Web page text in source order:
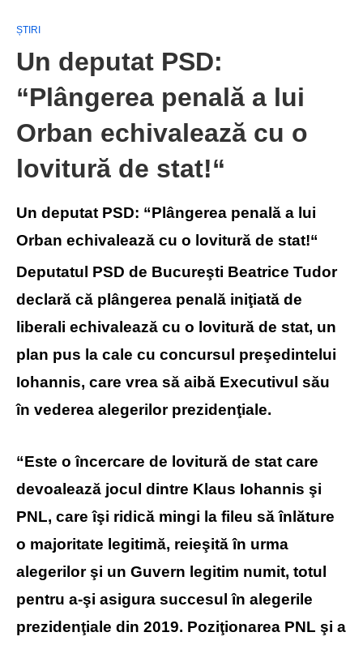
ȘTIRI
Un deputat PSD:
“Plângerea penală a lui
Orban echivalează cu o
lovitură de stat!“
Un deputat PSD: “Plângerea penală a lui
Orban echivalează cu o lovitură de stat!“
Deputatul PSD de Bucureşti Beatrice Tudor
declară că plângerea penală iniţiată de
liberali echivalează cu o lovitură de stat, un
plan pus la cale cu concursul preşedintelui
Iohannis, care vrea să aibă Executivul său
în vederea alegerilor prezidenţiale.
“Este o încercare de lovitură de stat care
devoalează jocul dintre Klaus Iohannis şi
PNL, care îşi ridică mingi la fileu să înlăture
o majoritate legitimă, reieşită în urma
alegerilor şi un Guvern legitim numit, totul
pentru a-şi asigura succesul în alegerile
prezidenţiale din 2019. Poziţionarea PNL şi a